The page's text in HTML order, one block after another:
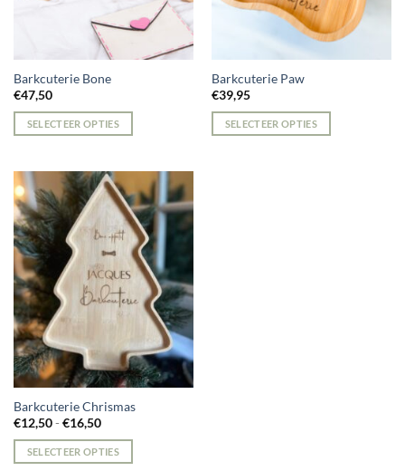
Barkcuterie Bone
€47,50
SELECTEER OPTIES
heeft
meerdere
variaties.
Deze
optie
kan
gekozen
worden
op
de
productpagina
Barkcuterie Paw
€39,95
SELECTEER OPTIES
Barkcuterie Chrismas
€12,50 - €16,50Prijsklasse:
tot
€16,50
SELECTEER OPTIES